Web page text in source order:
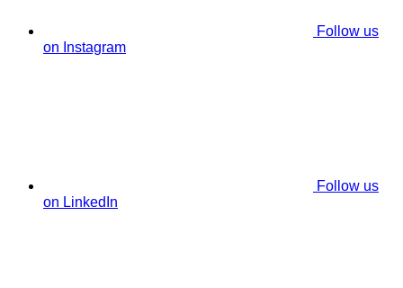
Follow us
on Instagram
Follow us
on LinkedIn